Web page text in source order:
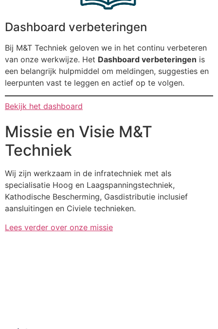
Dashboard verbeteringen
Bij M&T Techniek geloven we in het continu verbeteren
van onze werkwijze. Het Dashboard verbeteringen is
een belangrijk hulpmiddel om meldingen, suggesties en
leerpunten vast te leggen en actief op te volgen.
Bekijk het dashboard
Missie en Visie M&T
Techniek
Wij zijn werkzaam in de infratechniek met als
specialisatie Hoog en Laagspanningstechniek,
Kathodische Bescherming, Gasdistributie inclusief
aansluitingen en Civiele technieken.
Lees verder over onze missie